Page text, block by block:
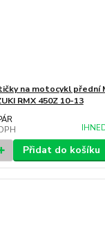
na motocykl přední
RMX 450Z 10-13
Přidat do košíku